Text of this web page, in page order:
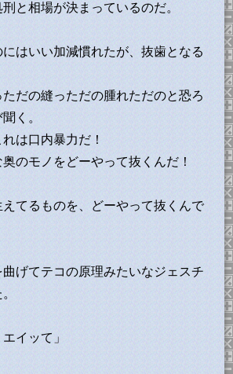
と相場が決まっているのだ。
はいい加減慣れたが、抜歯となる
だの縫っただの腫れただのと恐ろ
く。
は口内暴力だ！
のモノをどーやって抜くんだ！
てるものを、どーやって抜くんで
げてテコの原理みたいなジェスチ
イッて」